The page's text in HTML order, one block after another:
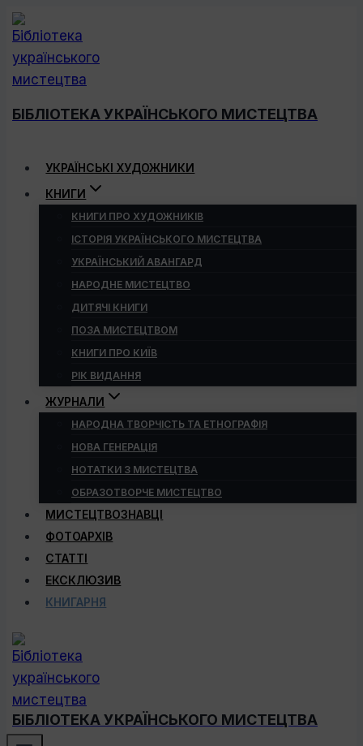
Перейти
до
вмісту
БІБЛІОТЕКА УКРАЇНСЬКОГО МИСТЕЦТВА
УКРАЇНСЬКІ ХУДОЖНИКИ
КНИГИ
КНИГИ ПРО ХУДОЖНИКІВ
ІСТОРІЯ УКРАЇНСЬКОГО МИСТЕЦТВА
УКРАЇНСЬКИЙ АВАНГАРД
НАРОДНЕ МИСТЕЦТВО
ДИТЯЧІ КНИГИ
ПОЗА МИСТЕЦТВОМ
КНИГИ ПРО КИЇВ
РІК ВИДАННЯ
ЖУРНАЛИ
НАРОДНА ТВОРЧІСТЬ ТА ЕТНОГРАФІЯ
НОВА ГЕНЕРАЦІЯ
НОТАТКИ З МИСТЕЦТВА
ОБРАЗОТВОРЧЕ МИСТЕЦТВО
МИСТЕЦТВОЗНАВЦІ
ФОТОАРХІВ
СТАТТІ
ЕКСКЛЮЗИВ
КНИГАРНЯ
БІБЛІОТЕКА УКРАЇНСЬКОГО МИСТЕЦТВА